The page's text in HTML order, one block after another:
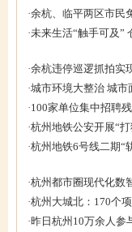
·余杭、临平两区市民
·未来生活“触手可及”
·余杭违停巡逻抓拍实
·城市环境大整治 城市
·100家单位集中招聘
·杭州地铁公安开展“
·杭州地铁6号线二期“
·杭州都市圈现代化数
·杭州大城北：170个
·昨日杭州10万余人参